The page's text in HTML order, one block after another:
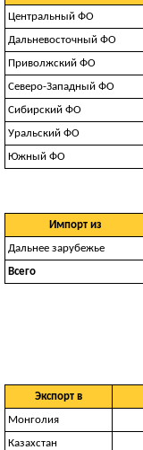
Центральный ФО
Дальневосточный ФО
Приволжский ФО
Северо-Западный ФО
Сибирский ФО
Уральский ФО
Южный ФО
Импорт из
Дальнее зарубежье
Всего
Экспорт в
Монголия
Казахстан